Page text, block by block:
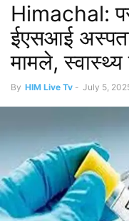
Himachal:
ईएसआई
मामले, स्वास्थ्य
By HIM Live Tv - July 5,